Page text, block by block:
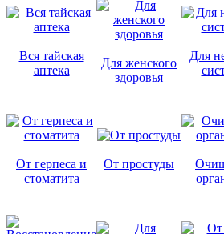
Вся тайская
аптека
Для женского
здоровья
Для
От герпеса и
стоматита
От простуды